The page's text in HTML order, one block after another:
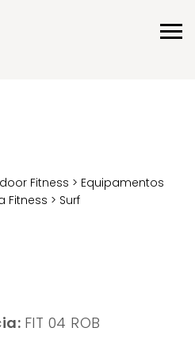
Fitness > Equipamentos
Fitness > Surf
FIT 04 ROB